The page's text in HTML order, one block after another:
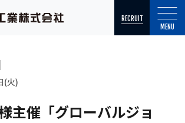
RECRUIT
MENU
(火)
主催「グローバルジョ